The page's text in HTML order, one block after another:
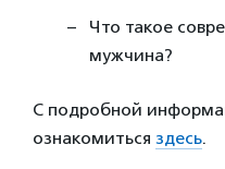
Что такое
мужчина?
С подробной
ознакомиться здесь.